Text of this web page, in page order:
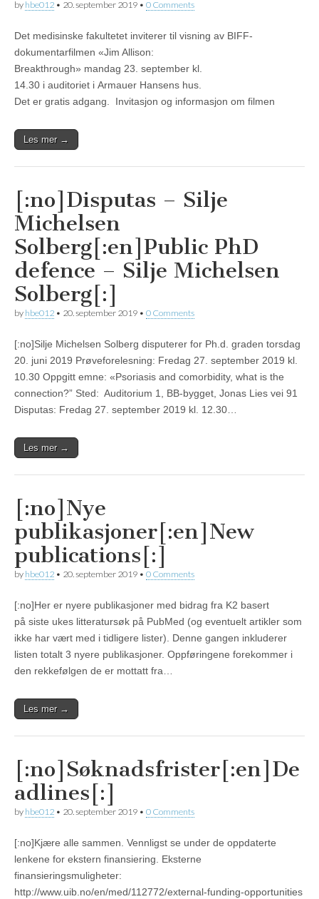
by hbe012 • 20. september 2019 • 0 Comments
Det medisinske fakultetet inviterer til visning av BIFF-
dokumentarfilmen «Jim Allison:
Breakthrough» mandag 23. september kl.
14.30 i auditoriet i Armauer Hansens hus.
Det er gratis adgang. Invitasjon og informasjon om filmen
Les mer →
[:no]Disputas – Silje
Michelsen
Solberg[:en]Public PhD
defence – Silje Michelsen
Solberg[:]
by hbe012 • 20. september 2019 • 0 Comments
[:no]Silje Michelsen Solberg disputerer for Ph.d. graden torsdag
20. juni 2019 Prøveforelesning: Fredag 27. september 2019 kl.
10.30 Oppgitt emne: «Psoriasis and comorbidity, what is the
connection?” Sted: Auditorium 1, BB-bygget, Jonas Lies vei 91
Disputas: Fredag 27. september 2019 kl. 12.30…
Les mer →
[:no]Nye
publikasjoner[:en]New
publications[:]
by hbe012 • 20. september 2019 • 0 Comments
[:no]Her er nyere publikasjoner med bidrag fra K2 basert
på siste ukes litteratursøk på PubMed (og eventuelt artikler som
ikke har vært med i tidligere lister). Denne gangen inkluderer
listen totalt 3 nyere publikasjoner. Oppføringene forekommer i
den rekkefølgen de er mottatt fra…
Les mer →
[:no]Søknadsfrister[:en]De
adlines[:]
by hbe012 • 20. september 2019 • 0 Comments
[:no]Kjære alle sammen. Vennligst se under de oppdaterte
lenkene for ekstern finansiering. Eksterne
finansieringsmuligheter:
http://www.uib.no/en/med/112772/external-funding-opportunities